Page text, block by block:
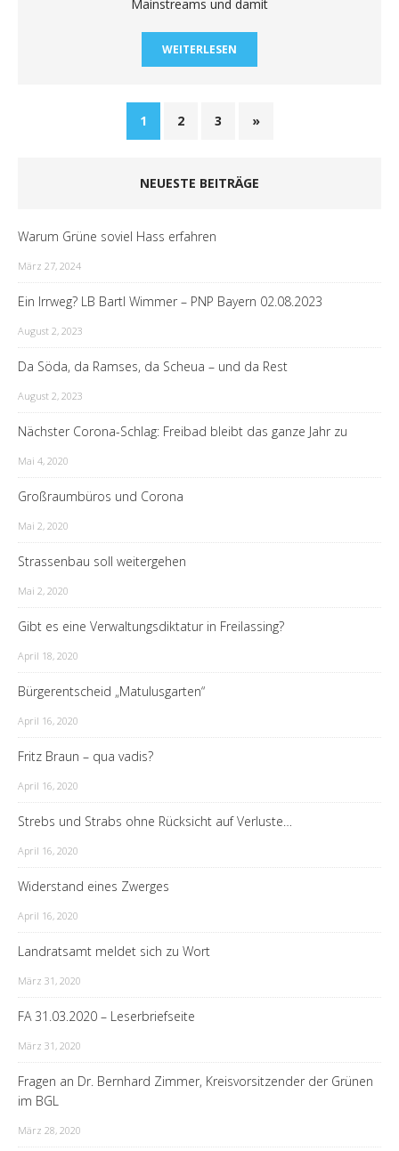
Mainstreams und damit
WEITERLESEN
1 2 3 »
NEUESTE BEITRÄGE
Warum Grüne soviel Hass erfahren
März 27, 2024
Ein Irrweg? LB Bartl Wimmer – PNP Bayern 02.08.2023
August 2, 2023
Da Söda, da Ramses, da Scheua – und da Rest
August 2, 2023
Nächster Corona-Schlag: Freibad bleibt das ganze Jahr zu
Mai 4, 2020
Großraumbüros und Corona
Mai 2, 2020
Strassenbau soll weitergehen
Mai 2, 2020
Gibt es eine Verwaltungsdiktatur in Freilassing?
April 18, 2020
Bürgerentscheid „Matulusgarten“
April 16, 2020
Fritz Braun – qua vadis?
April 16, 2020
Strebs und Strabs ohne Rücksicht auf Verluste…
April 16, 2020
Widerstand eines Zwerges
April 16, 2020
Landratsamt meldet sich zu Wort
März 31, 2020
FA 31.03.2020 – Leserbriefseite
März 31, 2020
Fragen an Dr. Bernhard Zimmer, Kreisvorsitzender der Grünen
im BGL
März 28, 2020